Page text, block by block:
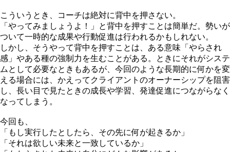
こういうとき、コーチは絶対に背中を押さない。
「やってみましょうよ！」と背中を押すことは簡単だ。勢いが
ついて一時的な成果や行動促進は行われるかもしれない。
しかし、そうやって背中を押すことは、ある意味「やらされ
感」やある種の強制力を生むことがある。ときにそれがシステ
ムとして必要なときもあるが、今回のような長期的に何かを変
える場合には、かえってクライアントのオーナーシップを阻害
し、長い目で見たときの成長や学習、発達促進につながらなく
なってしまう。
今回も、
「もし実行したとしたら、その先に何が起きるか」
「それは欲しい未来と一致しているか」